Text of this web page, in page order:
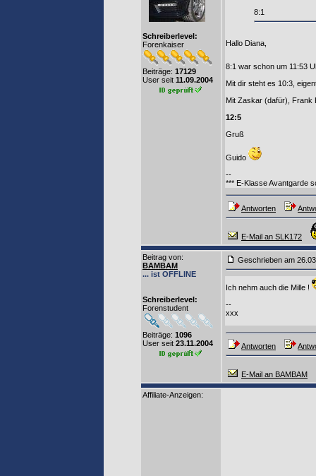
Schreiberlevel:
Forenkaiser
Beiträge: 17129
User seit 11.09.2004
8:1
Hallo Diana,
8:1 war schon um 11:53
Mit dir steht es 10:3,
Mit Zaskar (dafür), Frank
12:5
Gruß
Guido
--
*** E-Klasse Avantgarde
Antworten
E-Mail an SLK172
Beitrag von:
BAMBAM
... ist OFFLINE
Schreiberlevel:
Forenstudent
Beiträge: 1096
User seit 23.11.2004
Geschrieben am
Ich nehm auch die Mille !
--
xxx
Antworten
E-Mail an BAMBAM
Affiliate-Anzeigen: